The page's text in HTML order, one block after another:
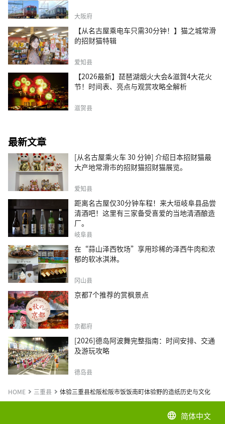
大阪府
【从名古屋乘电车只需30分钟！】猫之城常滑
的招财猫特辑
爱知县
【2026最新】琵琶湖烟火大会&滋賀4大花火
节！时间表、亮点与观赏攻略全解析
滋贺县
最新文章
[从名古屋乘火车 30 分钟] 介绍日本招财猫最
大产地常滑市的招财猫招财猫展览。
爱知县
距离名古屋仅30分钟车程！来大垣岐阜县品尝
清酒吧！这里有三家备受喜爱的当地清酒酿造
厂。
岐阜县
在“蒜山泽西牧场”享用珍稀的泽西牛肉和浓
郁的软冰淇淋。
冈山县
京都7个推荐的赏枫景点
京都府
[2026]德岛阿波舞完整指南：时间安排、交通
及游玩攻略
德岛县
HOME 三重县 体验三重县松阪松阪市饭饭南町体验野的造纸历史与文化
language 简体中文